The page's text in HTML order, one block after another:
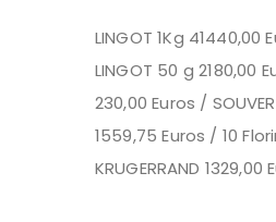
LINGOT 1Kg 41440,00
LINGOT 50 g 2180,00
230,00 Euros /
1559,75 Euros / 10
KRUGERRAND 1329,00